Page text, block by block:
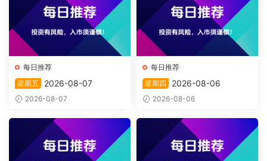
每日推荐
星期五
2026-08-07
2026-08-07
每日推荐
星期四
2026-08-06
2026-08-06